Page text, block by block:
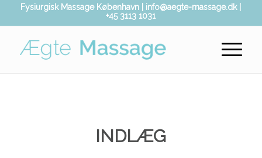
Fysiurgisk Massage København | info@aegte-massage.dk |
+45 3113 1031
INDLÆG